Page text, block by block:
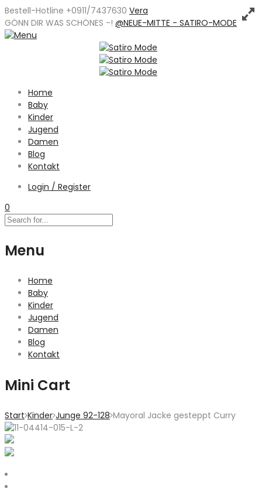
Bestell-Hotline +0911/7437630 Vera
GÖNN DIR WAS SCHÖNES -! @NEUE-MITTE - SATIRO-MODE
Home
Baby
Kinder
Jugend
Damen
Blog
Kontakt
Login / Register
0
Menu
Home
Baby
Kinder
Jugend
Damen
Blog
Kontakt
Mini Cart
Start Kinder Junge 92-128 Mayoral Jacke gesteppt Curry